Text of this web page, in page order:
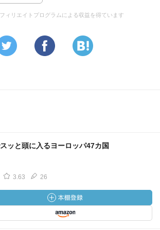
ィリエイトプログラムによる収益を得ています
ッと頭に入るヨーロッパ47カ国
3.63 26